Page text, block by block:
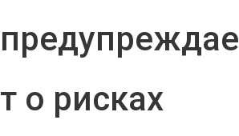
предупреждае
т о рисках